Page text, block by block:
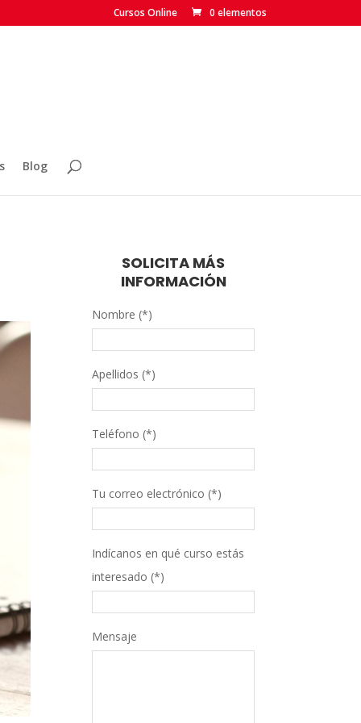
Cursos Online 0 elementos
Blog
SOLICITA MÁS
INFORMACIÓN
Nombre (*)
Apellidos (*)
Teléfono (*)
Tu correo electrónico (*)
Indícanos en qué curso estás
interesado (*)
Mensaje